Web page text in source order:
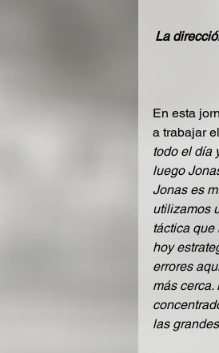
La
En esta
a trabajar
todo el día
luego
Jonas es
utilizamos
táctica
hoy
errores
más
las